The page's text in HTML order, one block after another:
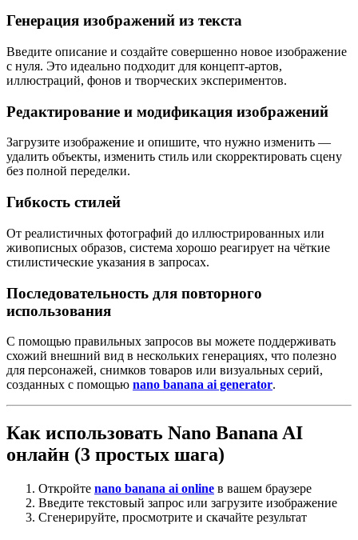
Генерация изображений из текста
Введите описание и создайте совершенно новое изображение
с нуля. Это идеально подходит для концепт-артов,
иллюстраций, фонов и творческих экспериментов.
Редактирование и модификация изображений
Загрузите изображение и опишите, что нужно изменить —
удалить объекты, изменить стиль или скорректировать сцену
без полной переделки.
Гибкость стилей
От реалистичных фотографий до иллюстрированных или
живописных образов, система хорошо реагирует на чёткие
стилистические указания в запросах.
Последовательность для повторного
использования
С помощью правильных запросов вы можете поддерживать
схожий внешний вид в нескольких генерациях, что полезно
для персонажей, снимков товаров или визуальных серий,
созданных с помощью nano banana ai generator.
Как использовать Nano Banana AI
онлайн (3 простых шага)
Откройте nano banana ai online в вашем браузере
Введите текстовый запрос или загрузите изображение
Сгенерируйте, просмотрите и скачайте результат